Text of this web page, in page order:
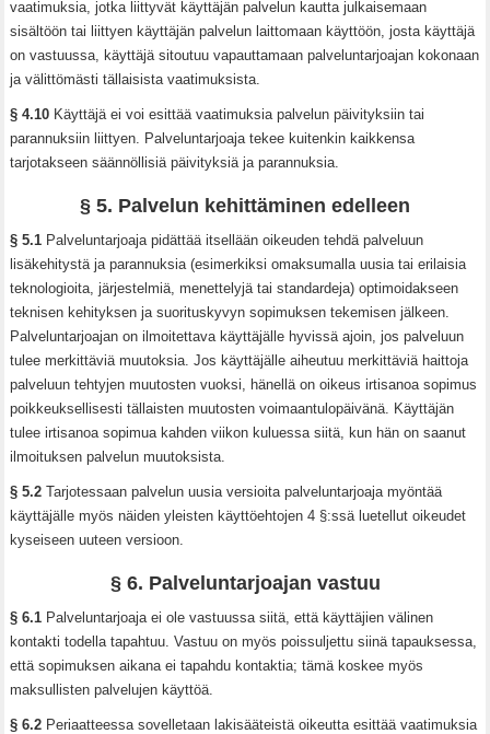
vaatimuksia, jotka liittyvät käyttäjän palvelun kautta julkaisemaan
sisältöön tai liittyen käyttäjän palvelun laittomaan käyttöön, josta käyttäjä
on vastuussa, käyttäjä sitoutuu vapauttamaan palveluntarjoajan kokonaan
ja välittömästi tällaisista vaatimuksista.
§ 4.10 Käyttäjä ei voi esittää vaatimuksia palvelun päivityksiin tai
parannuksiin liittyen. Palveluntarjoaja tekee kuitenkin kaikkensa
tarjotakseen säännöllisiä päivityksiä ja parannuksia.
§ 5. Palvelun kehittäminen edelleen
§ 5.1 Palveluntarjoaja pidättää itsellään oikeuden tehdä palveluun
lisäkehitystä ja parannuksia (esimerkiksi omaksumalla uusia tai erilaisia
teknologioita, järjestelmiä, menettelyjä tai standardeja) optimoidakseen
teknisen kehityksen ja suorituskyvyn sopimuksen tekemisen jälkeen.
Palveluntarjoajan on ilmoitettava käyttäjälle hyvissä ajoin, jos palveluun
tulee merkittäviä muutoksia. Jos käyttäjälle aiheutuu merkittäviä haittoja
palveluun tehtyjen muutosten vuoksi, hänellä on oikeus irtisanoa sopimus
poikkeuksellisesti tällaisten muutosten voimaantulopäivänä. Käyttäjän
tulee irtisanoa sopimua kahden viikon kuluessa siitä, kun hän on saanut
ilmoituksen palvelun muutoksista.
§ 5.2 Tarjotessaan palvelun uusia versioita palveluntarjoaja myöntää
käyttäjälle myös näiden yleisten käyttöehtojen 4 §:ssä luetellut oikeudet
kyseiseen uuteen versioon.
§ 6. Palveluntarjoajan vastuu
§ 6.1 Palveluntarjoaja ei ole vastuussa siitä, että käyttäjien välinen
kontakti todella tapahtuu. Vastuu on myös poissuljettu siinä tapauksessa,
että sopimuksen aikana ei tapahdu kontaktia; tämä koskee myös
maksullisten palvelujen käyttöä.
§ 6.2 Periaatteessa sovelletaan lakisääteistä oikeutta esittää vaatimuksia